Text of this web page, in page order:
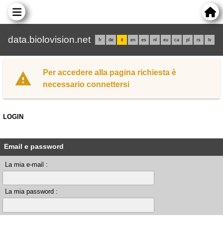
data.biolovision.net fr de it en es nl eu ca pl rs lv
Per accedere alla pagina richiesta è
necessario connettersi
LOGIN
Email e password
La mia e-mail :
La mia password :